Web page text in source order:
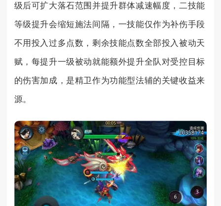
级后可扩大落石范围并提升群体减速幅度，二技能
等级提升会缩短施法间隔，一技能仅作为补伤手段
不用投入过多点数，剩余技能点数全部投入被动天
赋，每提升一级被动就能额外提升全队对受控目标
的伤害加成，是精卫作为功能型法辅的关键收益来
源。